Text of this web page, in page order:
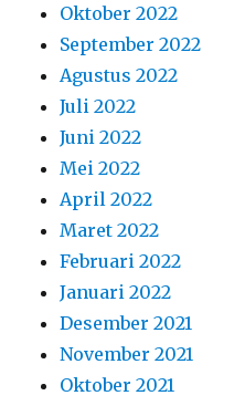
Oktober 2022
September 2022
Agustus 2022
Juli 2022
Juni 2022
Mei 2022
April 2022
Maret 2022
Februari 2022
Januari 2022
Desember 2021
November 2021
Oktober 2021